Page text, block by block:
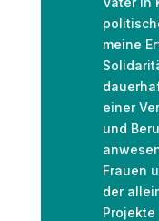
meine
einer
und
Frauen
der
Projekte